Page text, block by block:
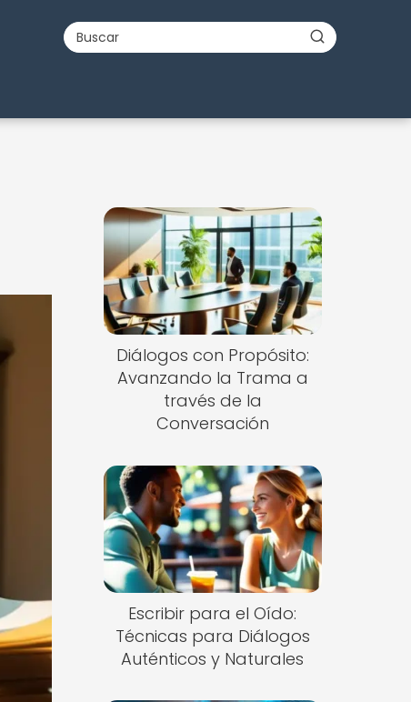
Diálogos con Propósito:
Avanzando la Trama a
través de la
Conversación
Escribir para el Oído:
Técnicas para Diálogos
Auténticos y Naturales